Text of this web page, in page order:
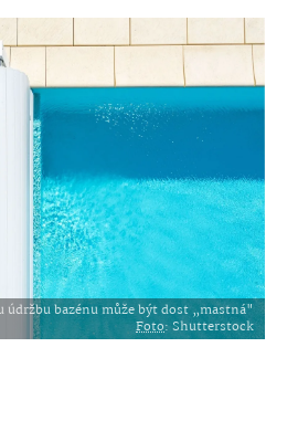
údržbu bazénu může být dost „mastná"
Foto: Shutterstock